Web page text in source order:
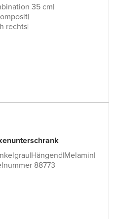
35 cm|
|
rechts|
|Hängend|Melamin|
88773